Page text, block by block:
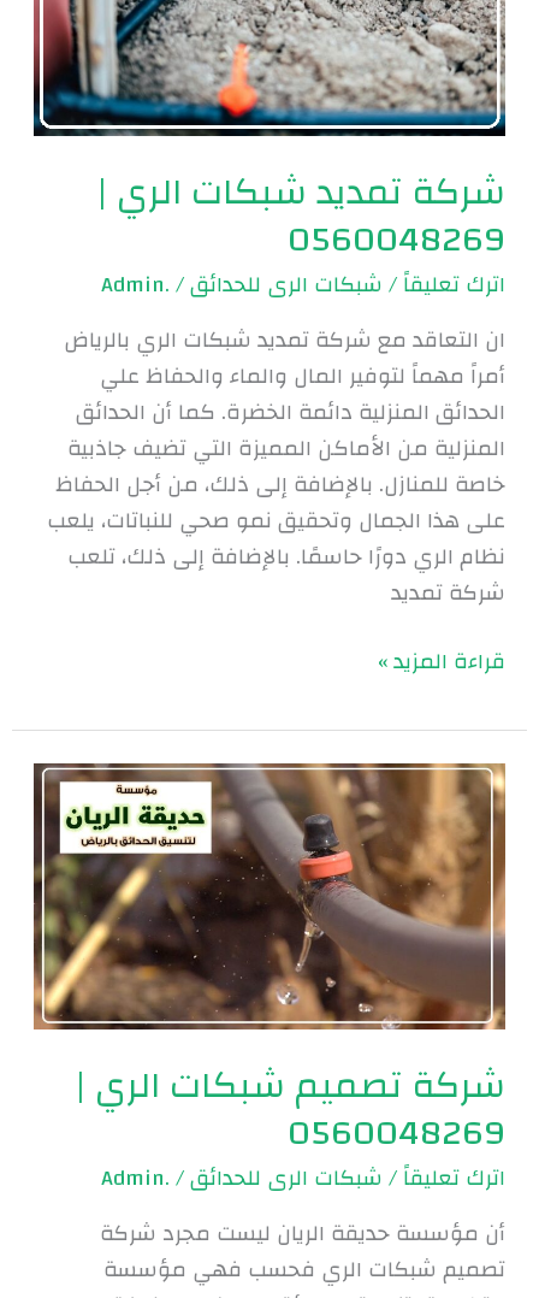
شركة تمديد شبكات الري |
0560048269
اترك تعليقاً/شبكات الرى للحدائق/
.Admin
ان التعاقد مع شركة تمديد شبكات الري بالرياض
أمراً مهماً لتوفير المال والماء والحفاظ علي
الحدائق المنزلية دائمة الخضرة. كما أن الحدائق
المنزلية من الأماكن المميزة التي تضيف جاذبية
خاصة للمنازل. بالإضافة إلى ذلك، من أجل الحفاظ
على هذا الجمال وتحقيق نمو صحي للنباتات، يلعب
نظام الري دورًا حاسمًا. بالإضافة إلى ذلك، تلعب
شركة تمديد
قراءة المزيد »
شركة تصميم شبكات الري |
0560048269
اترك تعليقاً/شبكات الرى للحدائق/
.Admin
أن مؤسسة حديقة الريان ليست مجرد شركة
تصميم شبكات الري فحسب فهي مؤسسة
شركة
تصميم
شبكات
الري
|
0560048269